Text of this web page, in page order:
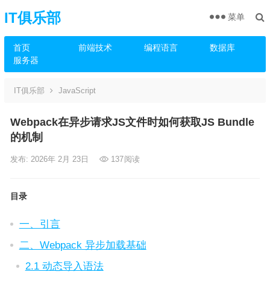
IT俱乐部
首页 前端技术 编程语言
数据库
服务器
菜单
IT俱乐部 JavaScript
Webpack在异步请求JS文件时如何获取JS Bundle
的机制
发布: 2026年 2月 23日 137阅读
目录
一、引言
二、Webpack 异步加载基础
2.1 动态导入语法